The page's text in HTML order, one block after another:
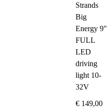
Strands
Big
Energy 9″
FULL
LED
driving
light 10-
32V
€ 149,00